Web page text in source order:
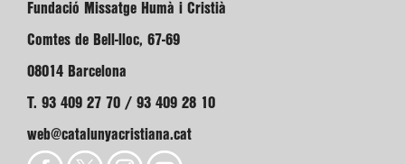
Fundació Missatge Humà i Cristià
Comtes de Bell-lloc, 67-69
08014 Barcelona
T. 93 409 27 70 / 93 409 28 10
web@catalunyacristiana.cat